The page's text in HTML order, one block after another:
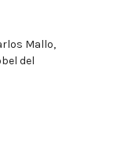
Mallo,
del